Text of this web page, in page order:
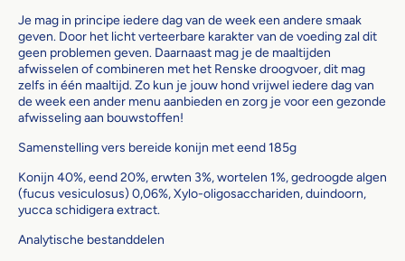
Je mag in principe iedere dag van de week een andere smaak
geven. Door het licht verteerbare karakter van de voeding zal dit
geen problemen geven. Daarnaast mag je de maaltijden
afwisselen of combineren met het Renske droogvoer, dit mag
zelfs in één maaltijd. Zo kun je jouw hond vrijwel iedere dag van
de week een ander menu aanbieden en zorg je voor een gezonde
afwisseling aan bouwstoffen!
Samenstelling vers bereide konijn met eend 185g
Konijn 40%, eend 20%, erwten 3%, wortelen 1%, gedroogde algen
(fucus vesiculosus) 0,06%, Xylo-oligosacchariden, duindoorn,
yucca schidigera extract.
Analytische bestanddelen